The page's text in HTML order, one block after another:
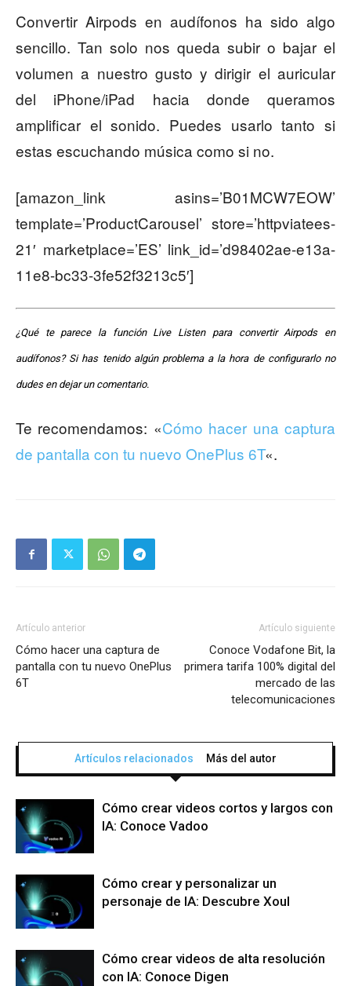
Convertir Airpods en audífonos ha sido algo
sencillo. Tan solo nos queda subir o bajar el
volumen a nuestro gusto y dirigir el auricular
del iPhone/iPad hacia donde queramos
amplificar el sonido. Puedes usarlo tanto si
estas escuchando música como si no.
[amazon_link asins=’B01MCW7EOW’
template=’ProductCarousel’ store=’httpviatees-
21′ marketplace=’ES’ link_id=’d98402ae-e13a-
11e8-bc33-3fe52f3213c5′]
¿Qué te parece la función Live Listen para convertir Airpods en
audífonos? Si has tenido algún problema a la hora de configurarlo no
dudes en dejar un comentario.
Te recomendamos: «Cómo hacer una captura
de pantalla con tu nuevo OnePlus 6T«.
Artículo anterior
Cómo hacer una captura de
pantalla con tu nuevo OnePlus
6T
Artículo siguiente
Conoce Vodafone Bit, la
primera tarifa 100% digital del
mercado de las
telecomunicaciones
Artículos relacionados Más del autor
Cómo crear videos cortos y largos con
IA: Conoce Vadoo
Cómo crear y personalizar un
personaje de IA: Descubre Xoul
Cómo crear videos de alta resolución
con IA: Conoce Digen